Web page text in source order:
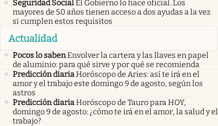
Seguridad SocialEl Gobierno lo hace oficial. Los
mayores de 50 años tienen acceso a dos ayudas a la vez
si cumplen estos requisitos
Actualidad
Pocos lo sabenEnvolver la cartera y las llaves en papel
de aluminio: para qué sirve y por qué se recomienda
Predicción diariaHoróscopo de Aries: así te irá en el
amor y el trabajo este domingo 9 de agosto, según los
astros
Predicción diariaHoróscopo de Tauro para HOY,
domingo 9 de agosto: ¿cómo te irá en el amor, la salud y el
trabajo?